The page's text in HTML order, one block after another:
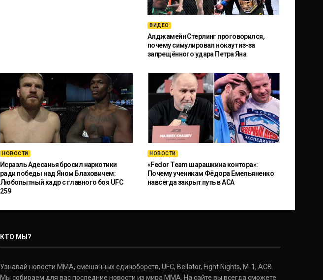
ВИДЕО
Алджамейн Стерлинг проговорился,
почему симулировал нокаут из-за
запрещённого удара Петра Яна
НОВОСТИ
Исраэль Адесанья бросил наркотики
ради победы над Яном Блаховичем:
Любопытный кадр с главного боя UFC
259
НОВОСТИ
«Fedor Team шарашкина контора»:
Почему ученикам Фёдора Емельяненко
навсегда закрыт путь в ACA
КТО МЫ?
Узнавай новости ММА, смешанных единоборств, UFC, Bellator, Fight Nights, M-1, ACB.
Мы собираем для вас последние новости из мира ММА. На сайте вы всегда сможете